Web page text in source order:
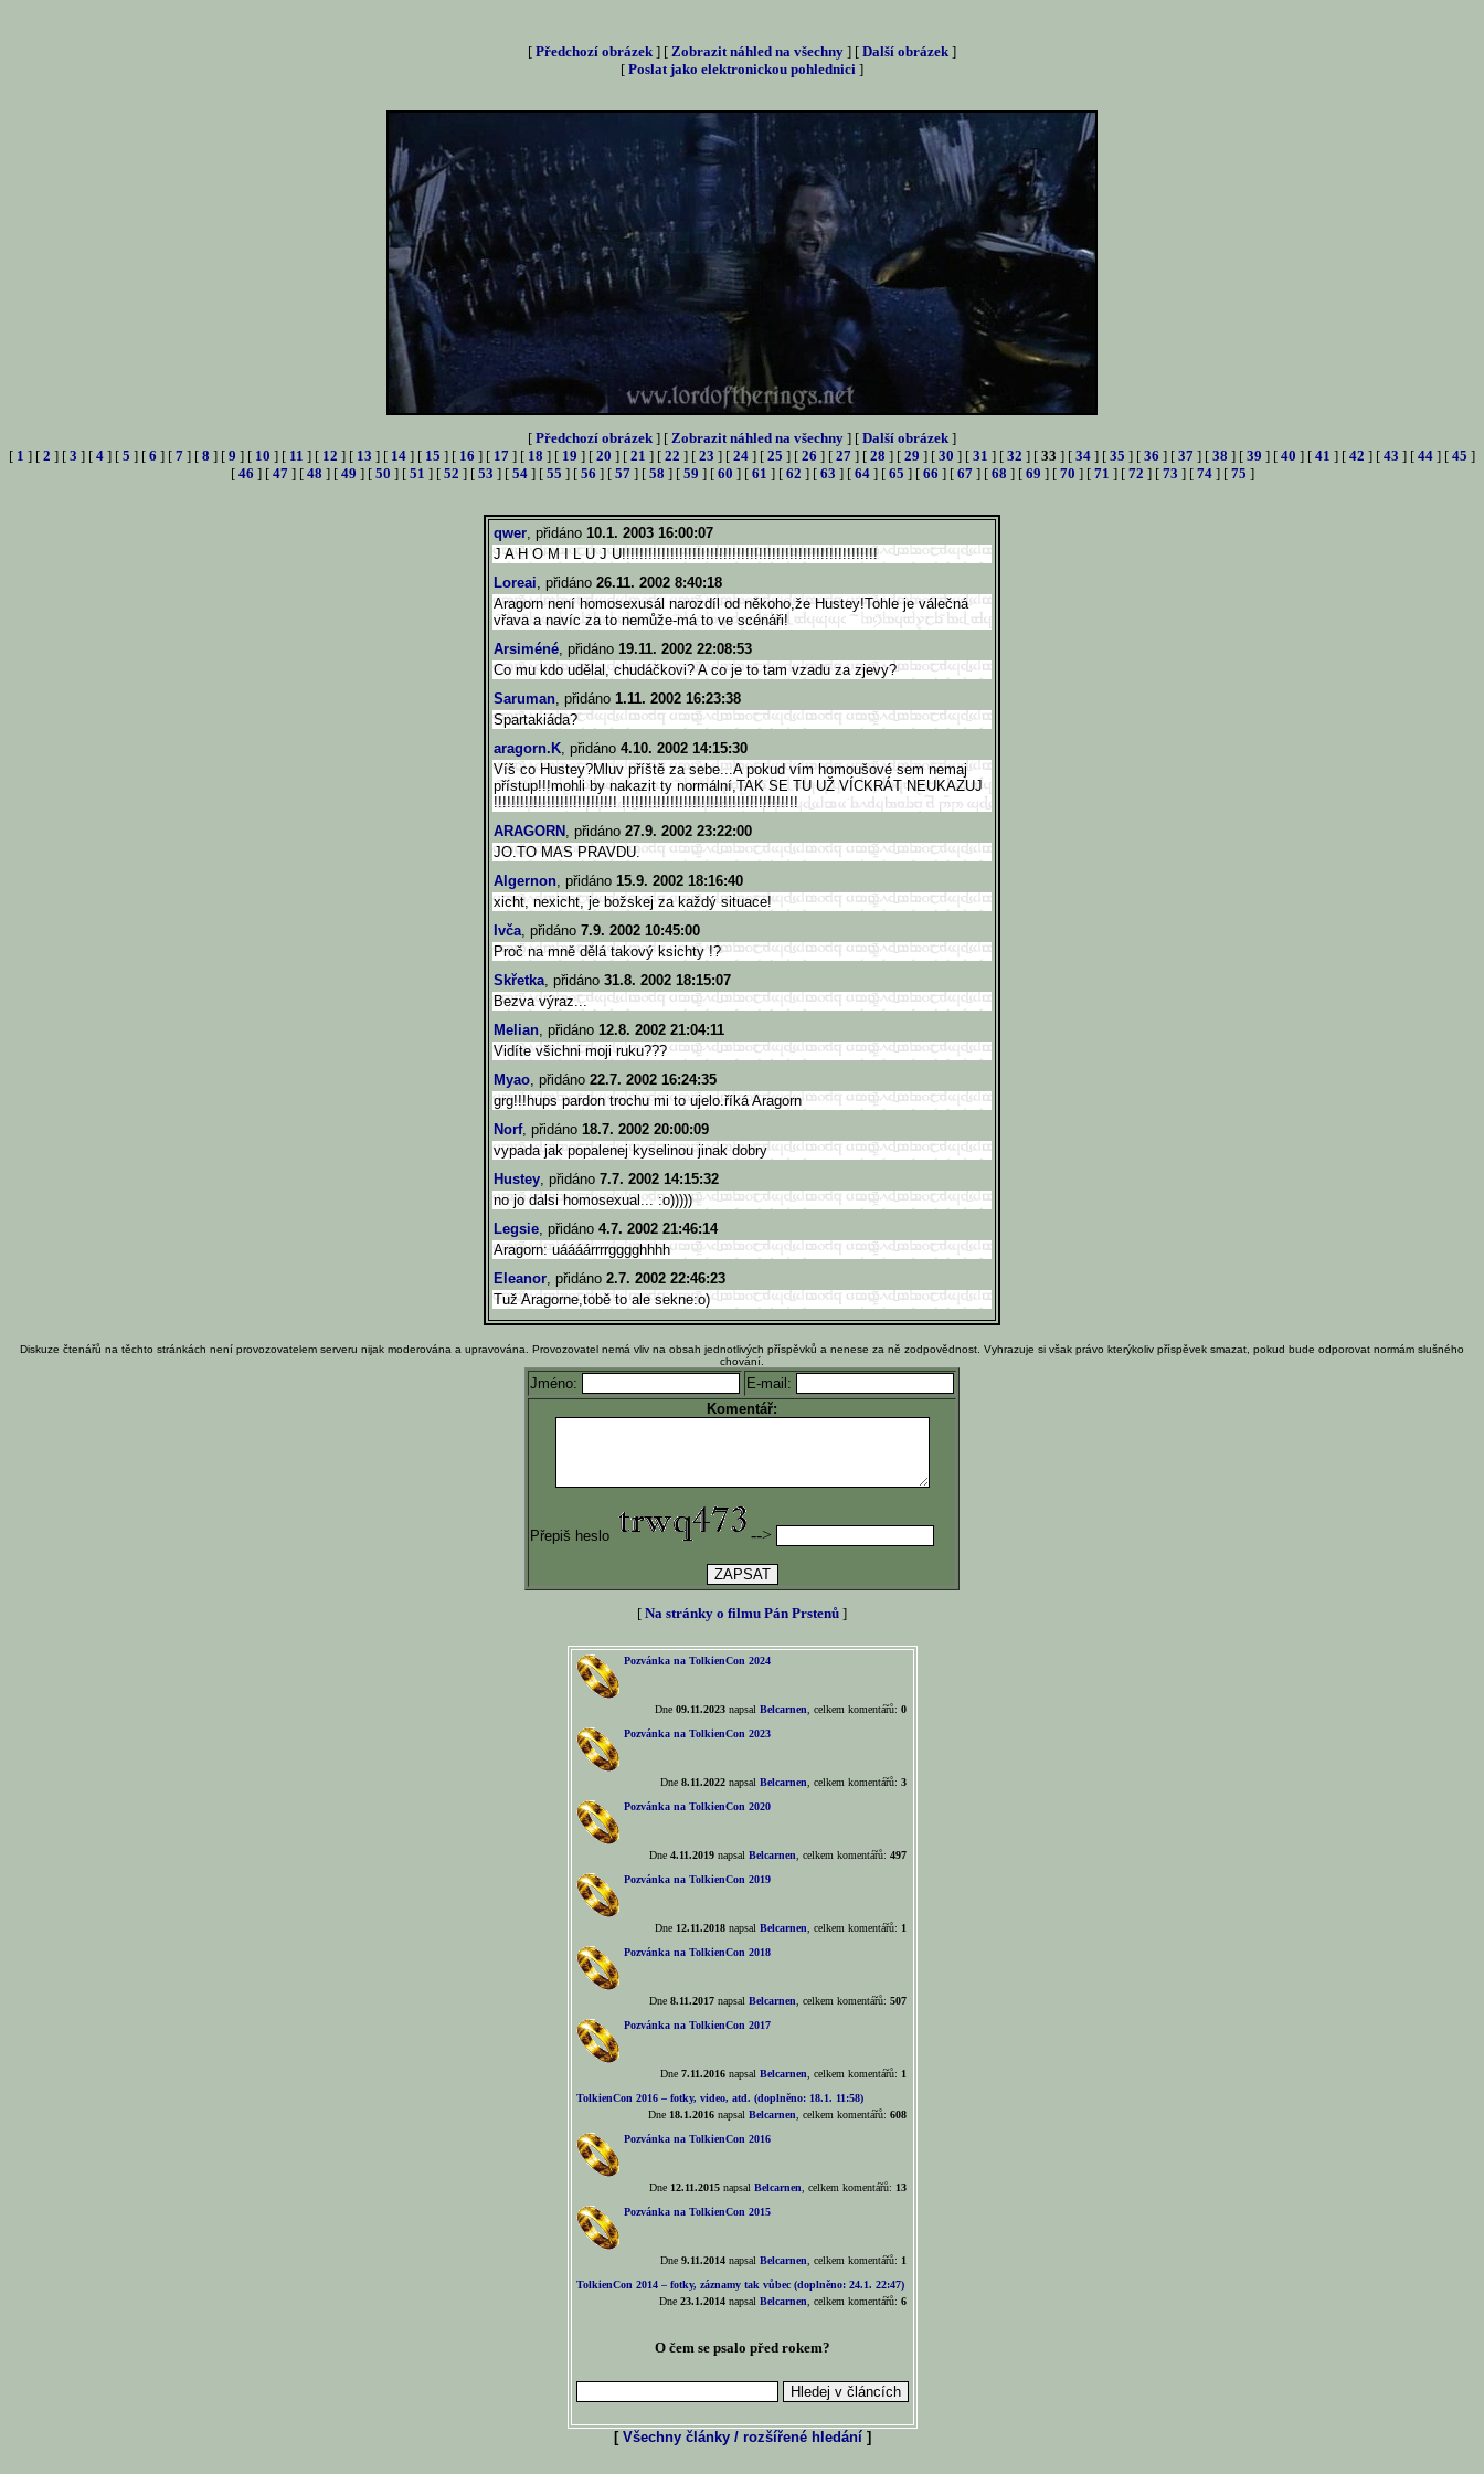
[ Předchozí obrázek ] [ Zobrazit náhled na všechny ] [ Další obrázek ]
[ Poslat jako elektronickou pohlednici ]
[ Předchozí obrázek ] [ Zobrazit náhled na všechny ] [ Další obrázek ]
[ 1 ] [ 2 ] [ 3 ] [ 4 ] [ 5 ] [ 6 ] [ 7 ] [ 8 ] [ 9 ] [ 10 ] [ 11 ] [ 12 ] [ 13 ] [ 14 ] [ 15 ] [ 16 ] [ 17 ] [ 18 ] [ 19 ] [ 20 ] [ 21 ] [ 22 ] [ 23 ] [ 24 ] [ 25 ] [ 26 ] [ 27 ] [ 28 ] [ 29 ] [ 30 ] [ 31 ] [ 32 ] [ 33 ] [ 34 ] [ 35 ] [ 36 ] [ 37 ] [ 38 ] [ 39 ] [ 40 ] [ 41 ] [ 42 ] [ 43 ] [ 44 ] [ 45 ]
[ 46 ] [ 47] [ 48 ] [ 49 ] [ 50 ] [ 51 ] [ 52 ] [ 53 ] [ 54] [ 55 ] [ 56 ] [ 57] [ 58 ] [ 59 ] [ 60 ] [ 61 ] [ 62 ] [ 63 ] [ 64] [ 65 ] [ 66 ] [ 67] [ 68 ] [ 69 ] [ 70 ] [ 71 ] [ 72 ] [ 73 ] [ 74] [ 75 ]
qwer, přidáno 10.1. 2003 16:00:07
J A H O M I L U J U!!!!!!!!!!!!!!!!!!!!!!!!!!!!!!!!!!!!!!!!!!!!!!!!!!!!!!!!!!
Loreai, přidáno 26.11. 2002 8:40:18
Aragorn není homosexusál narozdíl od někoho,že Hustey!Tohle je válečná
vřava a navíc za to nemůže-má to ve scénáři!
Arsiméné, přidáno 19.11. 2002 22:08:53
Co mu kdo udělal, chudáčkovi? A co je to tam vzadu za zjevy?
Saruman, přidáno 1.11. 2002 16:23:38
Spartakiáda?
aragorn.K, přidáno 4.10. 2002 14:15:30
Víš co Hustey?Mluv příště za sebe...A pokud vím homoušové sem nemaj
přístup!!!mohli by nakazit ty normální,TAK SE TU UŽ VÍCKRÁT NEUKAZUJ
!!!!!!!!!!!!!!!!!!!!!!!!!!!! !!!!!!!!!!!!!!!!!!!!!!!!!!!!!!!!!!!!!!!!
ARAGORN , přidáno 27.9. 2002 23:22:00
JO.TO MAS PRAVDU.
Algernon, přidáno 15.9. 2002 18:16:40
xicht, nexicht, je božskej za každý situace!
Ivča, přidáno 7.9. 2002 10:45:00
Proč na mně dělá takový ksichty !?
Skřetka, přidáno 31.8. 2002 18:15:07
Bezva výraz...
Melian, přidáno 12.8. 2002 21:04:11
Vidíte všichni moji ruku???
Myao, přidáno 22.7. 2002 16:24:35
grg!!!hups pardon trochu mi to ujelo.říká Aragorn
Norf, přidáno 18.7. 2002 20:00:09
vypada jak popalenej kyselinou jinak dobry
Hustey, přidáno 7.7. 2002 14:15:32
no jo dalsi homosexual... :o)))))
Legsie, přidáno 4.7. 2002 21:46:14
Aragorn: uáááárrrrgggghhhh
Eleanor, přidáno 2.7. 2002 22:46:23
Tuž Aragorne,tobě to ale sekne:o)
Diskuze čtenářů na těchto stránkách není provozovatelem serveru nijak moderována a upravována. Provozovatel nemá vliv na obsah jednotlivých příspěvků a nenese za ně zodpovědnost. Vyhrazuje si však právo kterýkoliv příspěvek smazat, pokud bude odporovat normám slušného
chování.
Jméno:
E-mail:
Komentář:
Přepiš heslo -->
[ Na stránky o filmu Pán Prstenů ]
Pozvánka na TolkienCon 2024
Dne 09.11.2023napsal Belcarnen , celkem komentářů: 0
Pozvánka na TolkienCon 2023
Dne 8.11.2022napsal Belcarnen , celkem komentářů: 3
Pozvánka na TolkienCon 2020
Dne 4.11.2019napsal Belcarnen , celkem komentářů: 497
Pozvánka na TolkienCon 2019
Dne 12.11.2018napsal Belcarnen , celkem komentářů: 1
Pozvánka na TolkienCon 2018
Dne 8.11.2017napsal Belcarnen , celkem komentářů: 507
Pozvánka na TolkienCon 2017
Dne 7.11.2016napsal Belcarnen , celkem komentářů: 1
TolkienCon 2016 – fotky, video, atd. (doplněno: 18.1. 11:58)
Dne 18.1.2016napsal Belcarnen , celkem komentářů: 608
Pozvánka na TolkienCon 2016
Dne 12.11.2015napsal Belcarnen , celkem komentářů: 13
Pozvánka na TolkienCon 2015
Dne 9.11.2014napsal Belcarnen , celkem komentářů: 1
TolkienCon 2014 – fotky, záznamy tak vůbec (doplněno: 24.1. 22:47)
Dne 23.1.2014napsal Belcarnen , celkem komentářů: 6
O čem se psalo před rokem?
[ Všechny články / rozšířené hledání]